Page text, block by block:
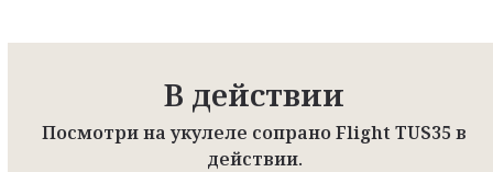
В действии
Посмотри на укулеле сопрано Flight TUS35 в
действии.